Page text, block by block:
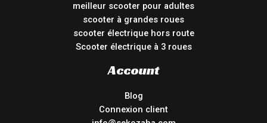
meilleur scooter pour adultes
scooter à grandes roues
scooter électrique hors route
Scooter électrique à 3 roues
Account
Blog
Connexion client